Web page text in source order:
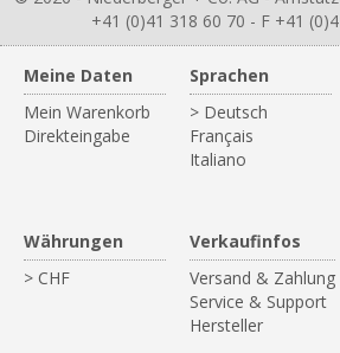
+41 (0)41 318 60 70 - F +41
Meine Daten
Mein Warenkorb
Direkteingabe
Sprachen
> Deutsch
Français
Italiano
Währungen
> CHF
Verkaufinfos
Versand & Zahlung
Service & Support
Hersteller